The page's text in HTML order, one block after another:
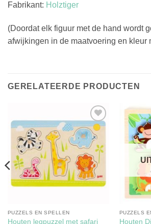
Fabrikant: Holztiger
(Doordat elk figuur met de hand wordt
afwijkingen in de maatvoering en kleur
GERELATEERDE PRODUCTEN
Toevoegen
aan
verlanglijst
PUZZELS EN SPELLEN
Houten legpuzzel met safari
PUZZELS
Houten